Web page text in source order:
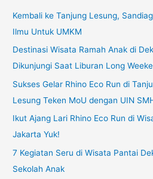
Kembali ke Tanjung Lesung,
Ilmu Untuk UMKM
Destinasi Wisata Ramah Anak di
Dikunjungi Saat Liburan Long
Sukses Gelar Rhino Eco Run di
Lesung Teken MoU dengan UIN
Ikut Ajang Lari Rhino Eco Run di
Jakarta Yuk!
7 Kegiatan Seru di Wisata Pantai
Sekolah Anak